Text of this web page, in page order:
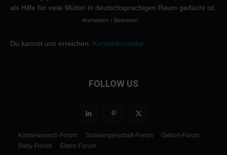
als Hilfe für viele Mütter in deutschsprachigen Raum gedacht ist.
Anmelden / Beitreten
Du kannst uns erreichen: Kontaktformular
FOLLOW US
Kinderwunsch-Forum Schwangerschaft-Forum
Geburt-Forum
Baby-Forum
Eltern-Forum